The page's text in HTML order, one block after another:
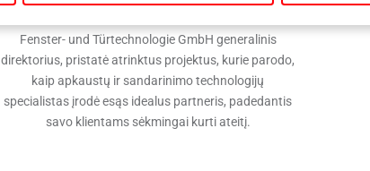
Fenster- und Türtechnologie GmbH generalinis
direktorius, pristatė atrinktus projektus, kurie parodo,
kaip apkaustų ir sandarinimo technologijų
specialistas įrodė esąs idealus partneris, padedantis
savo klientams sėkmingai kurti ateitį.